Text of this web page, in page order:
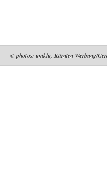
© photos: uniklu, Kärnten Werbung/